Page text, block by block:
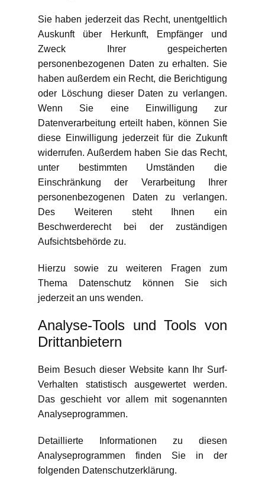
Sie haben jederzeit das Recht, unentgeltlich
Auskunft über Herkunft, Empfänger und
Zweck Ihrer gespeicherten
personenbezogenen Daten zu erhalten. Sie
haben außerdem ein Recht, die Berichtigung
oder Löschung dieser Daten zu verlangen.
Wenn Sie eine Einwilligung zur
Datenverarbeitung erteilt haben, können Sie
diese Einwilligung jederzeit für die Zukunft
widerrufen. Außerdem haben Sie das Recht,
unter bestimmten Umständen die
Einschränkung der Verarbeitung Ihrer
personenbezogenen Daten zu verlangen.
Des Weiteren steht Ihnen ein
Beschwerderecht bei der zuständigen
Aufsichtsbehörde zu.
Hierzu sowie zu weiteren Fragen zum
Thema Datenschutz können Sie sich
jederzeit an uns wenden.
Analyse-Tools und Tools von
Dritt­anbietern
Beim Besuch dieser Website kann Ihr Surf-
Verhalten statistisch ausgewertet werden.
Das geschieht vor allem mit sogenannten
Analyseprogrammen.
Detaillierte Informationen zu diesen
Analyseprogrammen finden Sie in der
folgenden Datenschutzerklärung.